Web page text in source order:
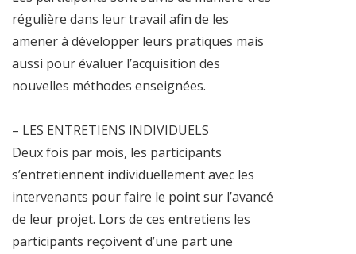
régulière dans leur travail afin de les
amener à développer leurs pratiques mais
aussi pour évaluer l’acquisition des
nouvelles méthodes enseignées.
– LES ENTRETIENS INDIVIDUELS
Deux fois par mois, les participants
s’entretiennent individuellement avec les
intervenants pour faire le point sur l’avancé
de leur projet. Lors de ces entretiens les
participants reçoivent d’une part une